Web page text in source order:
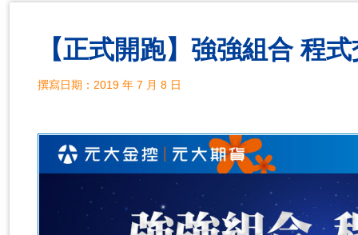
【正式開跑】強強組合 程
撰寫日期：2019 年 7 月 8 日